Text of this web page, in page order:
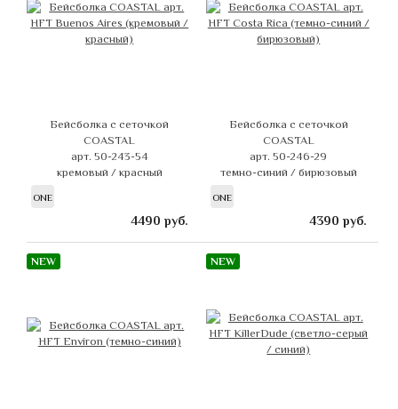
Бейсболка с сеточкой
COASTAL
арт. 50-243-54
кремовый / красный
ONE
4490 руб.
Бейсболка с сеточкой
COASTAL
арт. 50-246-29
темно-синий / бирюзовый
ONE
4390 руб.
NEW NEW